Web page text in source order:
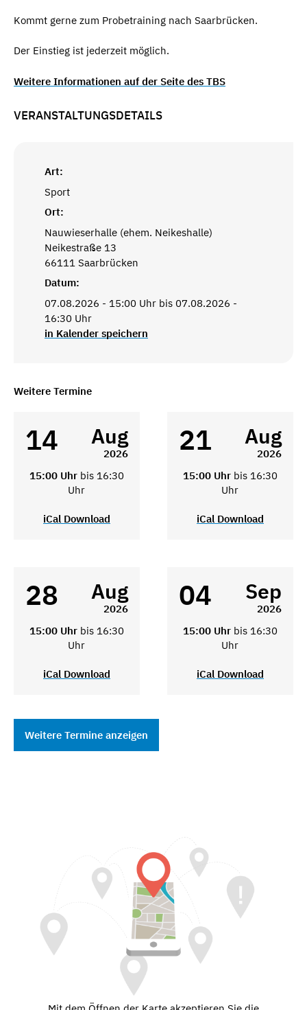
Kommt gerne zum Probetraining nach Saarbrücken.
Der Einstieg ist jederzeit möglich.
Weitere Informationen auf der Seite des TBS
VERANSTALTUNGSDETAILS
Art:
Sport
Ort:
Nauwieserhalle (ehem. Neikeshalle)
Neikestraße 13
66111 Saarbrücken
Datum:
07.08.2026 - 15:00 Uhr bis 07.08.2026 -
16:30 Uhr
in Kalender speichern
Weitere Termine
14 Aug
2026
15:00 Uhr bis 16:30
Uhr
iCal Download
21 Aug
2026
15:00 Uhr bis 16:30
Uhr
iCal Download
28 Aug
2026
15:00 Uhr bis 16:30
Uhr
iCal Download
04 Sep
2026
15:00 Uhr bis 16:30
Uhr
iCal Download
Weitere Termine anzeigen